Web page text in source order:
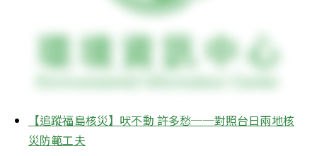
【追蹤福島核災】吠不動 許多愁──對照台日兩地核
災防範工夫